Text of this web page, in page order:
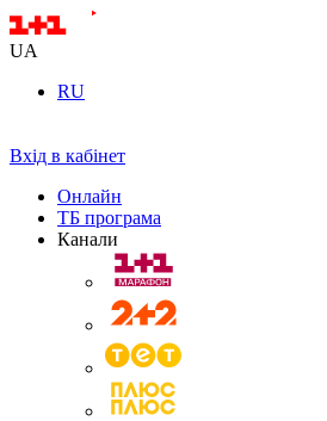
UA
RU
Вхід в кабінет
Онлайн
ТБ програма
Канали